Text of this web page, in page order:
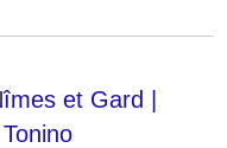
et Gard |